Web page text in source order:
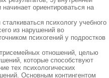
ориентироваться на
психологу учебного
из нарушений во
психогений у подростков
отношений, целью
которые способствуют
тех психологических
Основным контингентом